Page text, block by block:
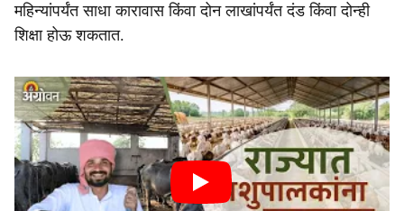
महिन्यांपर्यंत साधा कारावास किंवा दोन लाखांपर्यंत दंड किंवा दोन्ही
शिक्षा होऊ शकतात.